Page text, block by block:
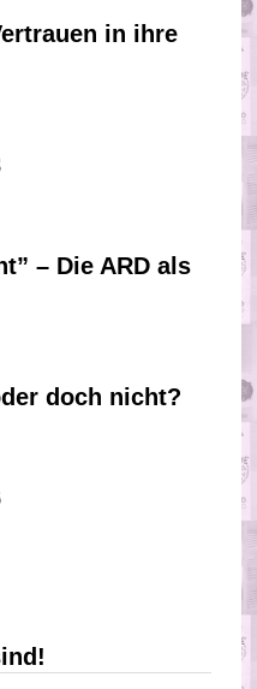
in ihre
– Die ARD als
doch nicht?